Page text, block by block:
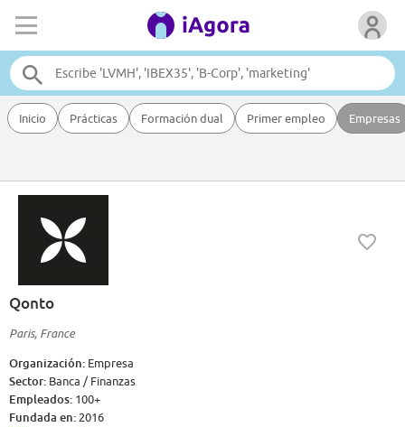
Inicio Prácticas Formación dual Primer empleo Empresas
Qonto
Paris, France
Organización: Empresa
Sector: Banca / Finanzas
Empleados: 100+
Fundada en: 2016